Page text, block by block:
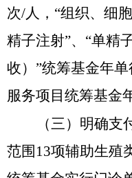
次/人，“组织、细
精子注射”、“单精
收）”统筹基金年
服务项目统筹基金
（三）明确支
范围 13项辅助生殖